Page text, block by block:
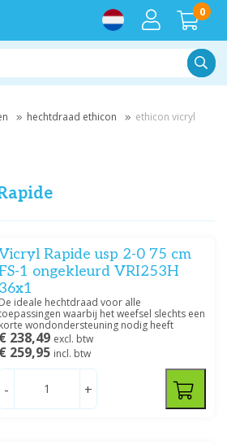
0
hechtdraad ethicon
ethicon vicryl
Rapide usp 2-0 75 cm
1 ongekleurd VRI253H
36x1
De ideale hechtdraad voor alle
waarbij het weefsel slechts een
korte wondondersteuning nodig heeft
€ 238,49 excl. btw
€ 259,95 incl. btw
- +